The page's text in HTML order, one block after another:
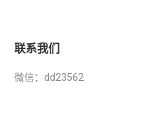
联系我们
微信：dd23562